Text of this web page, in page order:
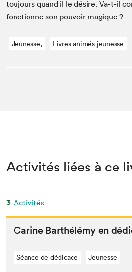
tou­jours quand il le désire. Va-t-il
fonc­tionne son pou­voir magique ?
Jeunesse, Livres animés jeunesse
Activités liées à ce
3 Activités
Carine Barthélémy en
Séance de dédicace Jeunesse